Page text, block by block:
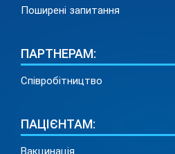
Поширені запитання
ПАРТНЕРАМ:
Співробітництво
ПАЦІЄНТАМ:
Вакцинація